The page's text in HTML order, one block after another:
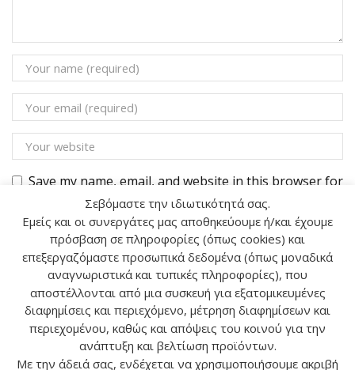
Save my name, email, and website in this browser for
the next time I comment.
Αναζήτηση
Σεβόμαστε την ιδιωτικότητά σας.
Εμείς και οι συνεργάτες μας αποθηκεύουμε ή/και έχουμε
πρόσβαση σε πληροφορίες (όπως cookies) και
επεξεργαζόμαστε προσωπικά δεδομένα (όπως μοναδικά
αναγνωριστικά και τυπικές πληροφορίες), που
αποστέλλονται από μια συσκευή για εξατομικευμένες
διαφημίσεις και περιεχόμενο, μέτρηση διαφημίσεων και
περιεχομένου, καθώς και απόψεις του κοινού για την
ανάπτυξη και βελτίωση προϊόντων.
Με την άδειά σας, ενδέχεται να χρησιμοποιήσουμε ακριβή